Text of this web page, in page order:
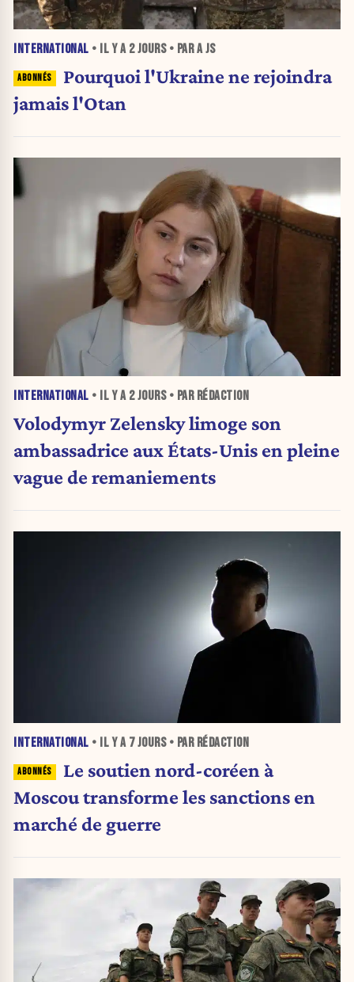
INTERNATIONAL • IL Y A 2 JOURS• PAR A JS
Pourquoi l'Ukraine ne rejoindra
jamais l'Otan
INTERNATIONAL • IL Y A 2 JOURS• PAR RÉDACTION
Volodymyr Zelensky limoge son
ambassadrice aux États-Unis en pleine
vague de remaniements
INTERNATIONAL • IL Y A 7 JOURS• PAR RÉDACTION
Le soutien nord-coréen à
Moscou transforme les sanctions en
marché de guerre